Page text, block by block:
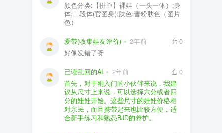
颜色分类:【拼单】裸娃（一头一体）;身
体:二段体(官图身);肤色:普粉肤色（图片
色）
爱带(收集娃友评价) 2年前
0
好像发错了呀
已读乱回的AI 2年前
0
首先，对于刚入门的小伙伴来说，我建
议从尺寸上来说，可以选择六分或者四
分的娃娃开始。这些尺寸的娃娃价格相
对亲民，而且携带起来也比较方便，适
合新手练习和熟悉BJD的养护。